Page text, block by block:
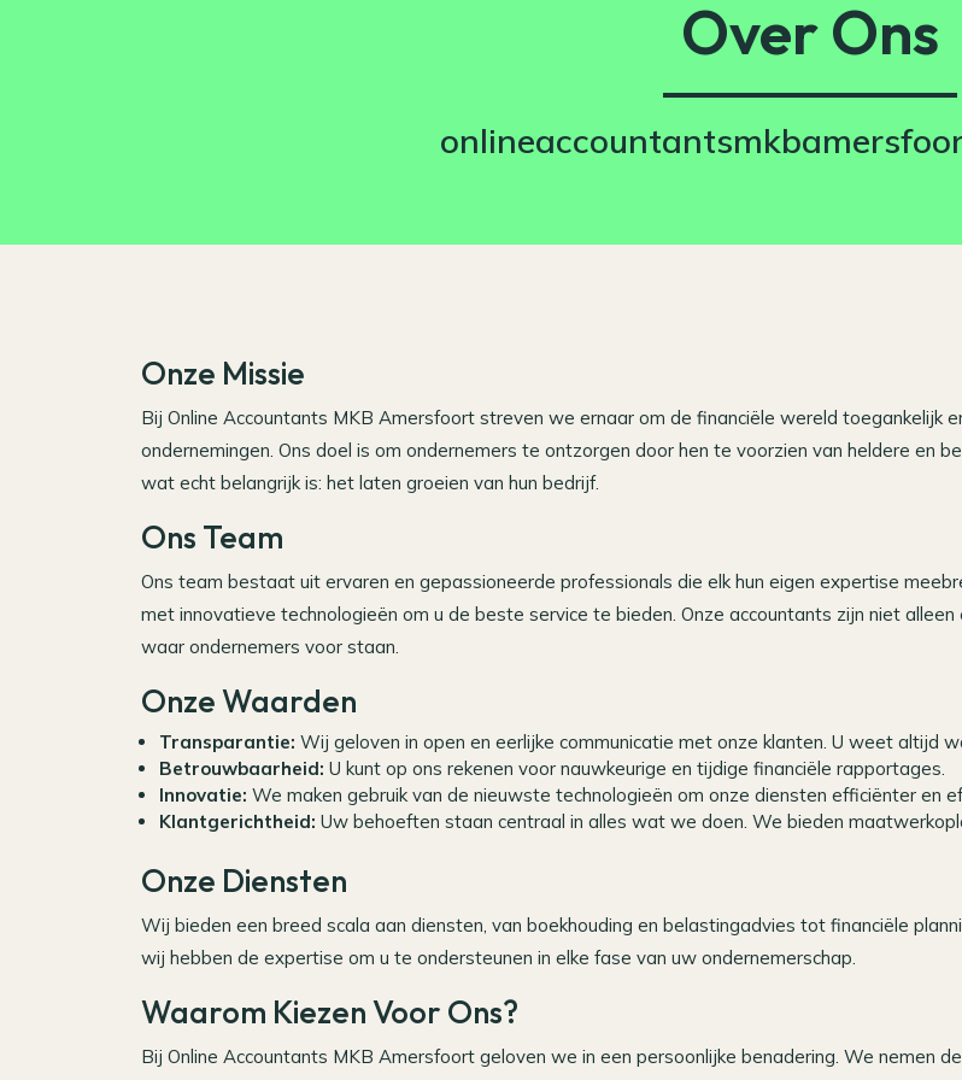
Over Ons
Onze Missie
Bij Online Accountants MKB Amersfoort streven we ernaar om de financiële wereld toegankelijk
ondernemingen. Ons doel is om ondernemers te ontzorgen door hen te voorzien van heldere en
wat echt belangrijk is: het laten groeien van hun bedrijf.
Ons Team
Ons team bestaat uit ervaren en gepassioneerde professionals die elk hun eigen expertise
met innovatieve technologieën om u de beste service te bieden. Onze accountants zijn niet
waar ondernemers voor staan.
Onze Waarden
Transparantie: Wij geloven in open en eerlijke communicatie met onze klanten. U weet altijd
Betrouwbaarheid: U kunt op ons rekenen voor nauwkeurige en tijdige financiële rapportages.
Innovatie: We maken gebruik van de nieuwste technologieën om onze diensten efficiënter en
Klantgerichtheid: Uw behoeften staan centraal in alles wat we doen. We bieden
Onze Diensten
Wij bieden een breed scala aan diensten, van boekhouding en belastingadvies tot financiële
wij hebben de expertise om u te ondersteunen in elke fase van uw ondernemerschap.
Waarom Kiezen Voor Ons?
Bij Online Accountants MKB Amersfoort geloven we in een persoonlijke benadering. We nemen